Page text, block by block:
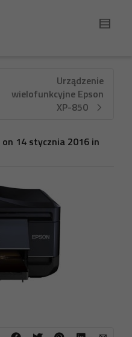
Urządzenie
wielofunkcyjne Epson
XP-850
on 14 stycznia 2016 in